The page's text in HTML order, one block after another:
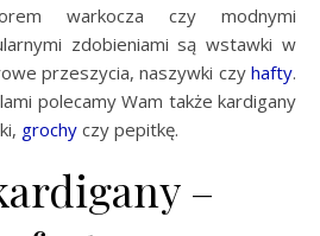
warkocza czy modnymi
zdobieniami są wstawki w
przeszycia, naszywki czy hafty.
polecamy Wam także kardigany
grochy czy pepitkę.
–